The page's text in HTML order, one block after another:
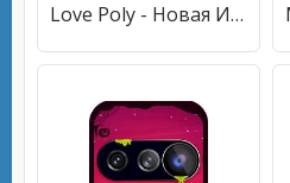
Love Poly - Новая Игра Пазл